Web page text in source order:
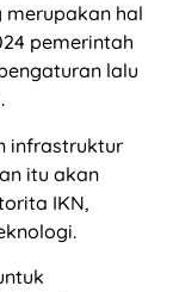
hal
pemerintah
lalu
infrastruktur
itu akan
IKN,